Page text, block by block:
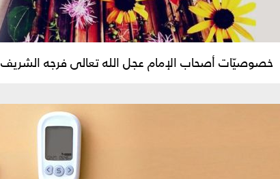
خصوصيّات أصحاب الإمام عجل الله تعالى فرجه الشريف